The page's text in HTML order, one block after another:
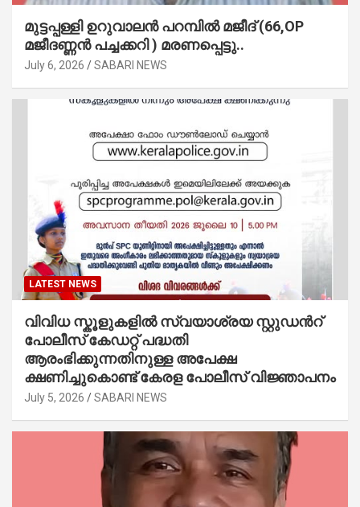
മുട്ടപ്പള്ളി ഉറുവാലൻ പറമ്പിൽ മജീദ് (66,OP
മജീദണ്ണൻ പച്ചക്കറി ) മരണപ്പെട്ടു..
July 6, 2026 SABARI NEWS
LATEST NEWS
വിവിധ സ്കൂളുകളില്‍ സ്വയാശ്രയ സ്റ്റുഡന്‍റ്
പോലീസ് കേഡറ്റ് പദ്ധതി
ആരംഭിക്കുന്നതിനുള്ള അപേക്ഷ
ക്ഷണിച്ചുകൊണ്ട് കേരള പോലീസ് വിജ്ഞാപനം
July 5, 2026 SABARI NEWS